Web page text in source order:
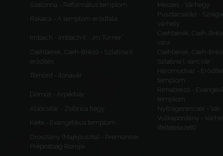
Szalonna - Református templom
Meszes - Várhegy
Rakaca - A templom erődfala
Pusztacsalád -
várhely
Imbach - Imbach II., „Im Turner”
Csehberek, Cseh-
vára
Csehberek, Cseh-Brézó - Szlatina II.
erődítés
Csehberek, Cseh-
Szlatina I. sáncvár
Tömörd - Ilonavár
Háromudvar -
templom
Dömös - Árpádvár
Rimabrézó -
templom
Alsócsitár - Zsibrica hegy
Nyitragerencsér - Vár
Kiéte - Evangélikus templom
Vulkapordány -
(feltételezett)
Oroszlány (Majkpuszta) - Premontrei
Prépostság Romjai